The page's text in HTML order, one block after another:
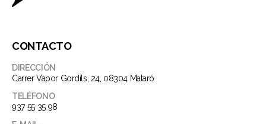
CONTACTO
DIRECCIÓN
Carrer Vapor Gordils, 24, 08304 Mataró
TELÉFONO
937 55 35 98